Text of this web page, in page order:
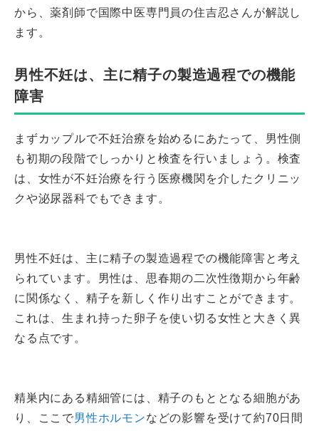
から、薬剤師で国際中医専門員の住吉忍さんが解説し
ます。
男性不妊は、主に精子の製造過程での機能
障害
まずカップルで不妊治療を始めるにあたって、男性側
も初期の段階でしっかりと検査を行いましょう。検査
は、女性が不妊治療を行う医療機関を介したクリニッ
クや泌尿器科でもできます。
男性不妊は、主に精子の製造過程での機能障害と考え
られています。男性は、思春期の二次性徴期から年齢
に関係なく、精子を新しく作り出すことができます。
これは、生まれ持った卵子を使い切る女性と大きく異
なる点です。
精巣内にある精細管には、精子のもととなる細胞があ
り、ここで男性ホルモンなどの影響を受けて約70日間